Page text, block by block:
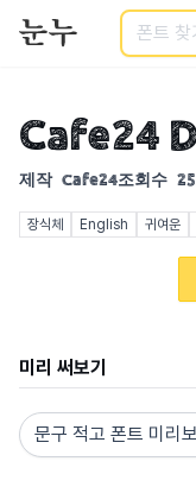
검색
Cafe24
제작 Cafe24조회수
장식체 English 귀여운
미리 써보기